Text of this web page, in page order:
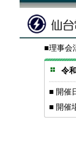
■理事会
令
■ 開催
■ 開催